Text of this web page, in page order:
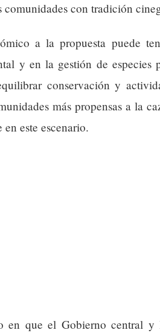
con tradición
a la propuesta puede
y en la gestión de especies
conservación y
más propensas a la
este escenario.
en que el Gobierno central y